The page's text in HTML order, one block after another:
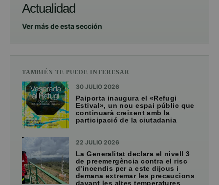
Actualidad
Ver más de esta sección
TAMBIÉN TE PUEDE INTERESAR
30 JULIO 2026
Paiporta inaugura el «Refugi
Estival», un nou espai públic que
continuarà creixent amb la
participació de la ciutadania
22 JULIO 2026
La Generalitat declara el nivell 3
de preemergència contra el risc
d’incendis per a este dijous i
demana extremar les precaucions
davant les altes temperatures